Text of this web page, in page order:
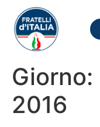
Giorno:
2016